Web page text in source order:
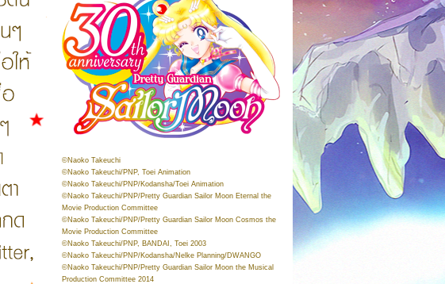
©Naoko Takeuchi
©Naoko Takeuchi/PNP, Toei Animation
©Naoko Takeuchi/PNP/Kodansha/Toei Animation
©Naoko Takeuchi/PNP/Pretty Guardian Sailor Moon Eternal the
Movie Production Committee
©Naoko Takeuchi/PNP/Pretty Guardian Sailor Moon Cosmos the
Movie Production Committee
©Naoko Takeuchi/PNP, BANDAI, Toei 2003
©Naoko Takeuchi/PNP/Kodansha/Nelke Planning/DWANGO
©Naoko Takeuchi/PNP/Pretty Guardian Sailor Moon the Musical
Production Committee 2014